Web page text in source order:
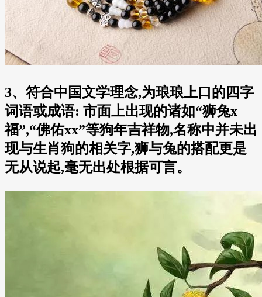
3、符合中国文学理念,为琅琅上口的四字
词语或成语: 市面上出现的诸如“狮兔x
福”,“佛佑xx”等狗年吉祥物,名称中并未出
现与生肖狗的相关字,狮与兔的搭配更是
无从说起,毫无出处根据可言。